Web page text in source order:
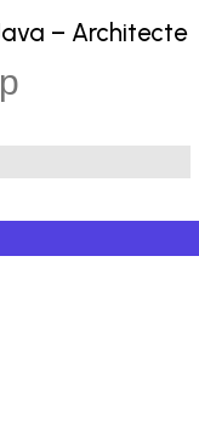
– Architecte